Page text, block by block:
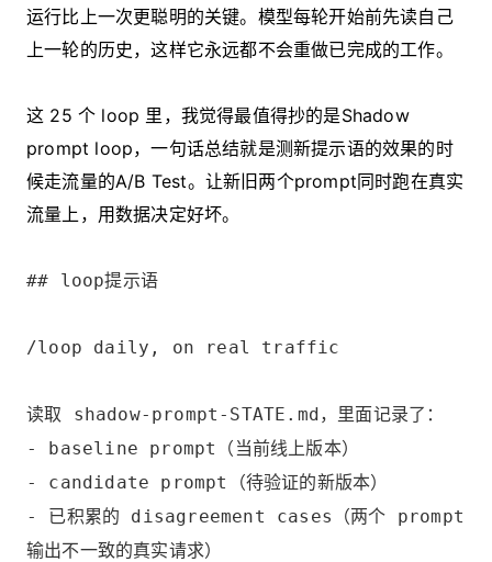
运行比上一次更聪明的关键。模型每轮开始前先读自己
上一轮的历史，这样它永远都不会重做已完成的工作。
这 25 个 loop 里，我觉得最值得抄的是Shadow
prompt loop，一句话总结就是测新提示语的效果的时
候走流量的A/B Test。让新旧两个prompt同时跑在真实
流量上，用数据决定好坏。
## loop提示语
/loop daily, on real traffic
读取 shadow-prompt-STATE.md，里面记录了：
- baseline prompt（当前线上版本）
- candidate prompt（待验证的新版本）
- 已积累的 disagreement cases（两个 prompt
输出不一致的真实请求）